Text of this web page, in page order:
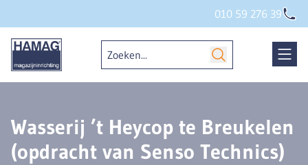
010 59 276 39
Wasserij ’t Heycop te Breukelen
(opdracht van Senso Technics)